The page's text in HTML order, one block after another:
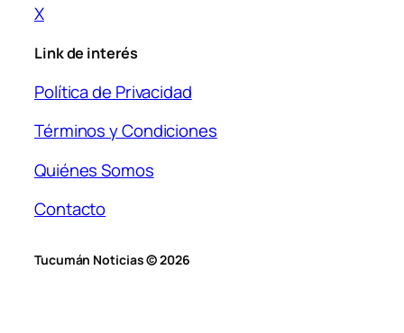
X
Link de interés
Política de Privacidad
Términos y Condiciones
Quiénes Somos
Contacto
Tucumán Noticias © 2026